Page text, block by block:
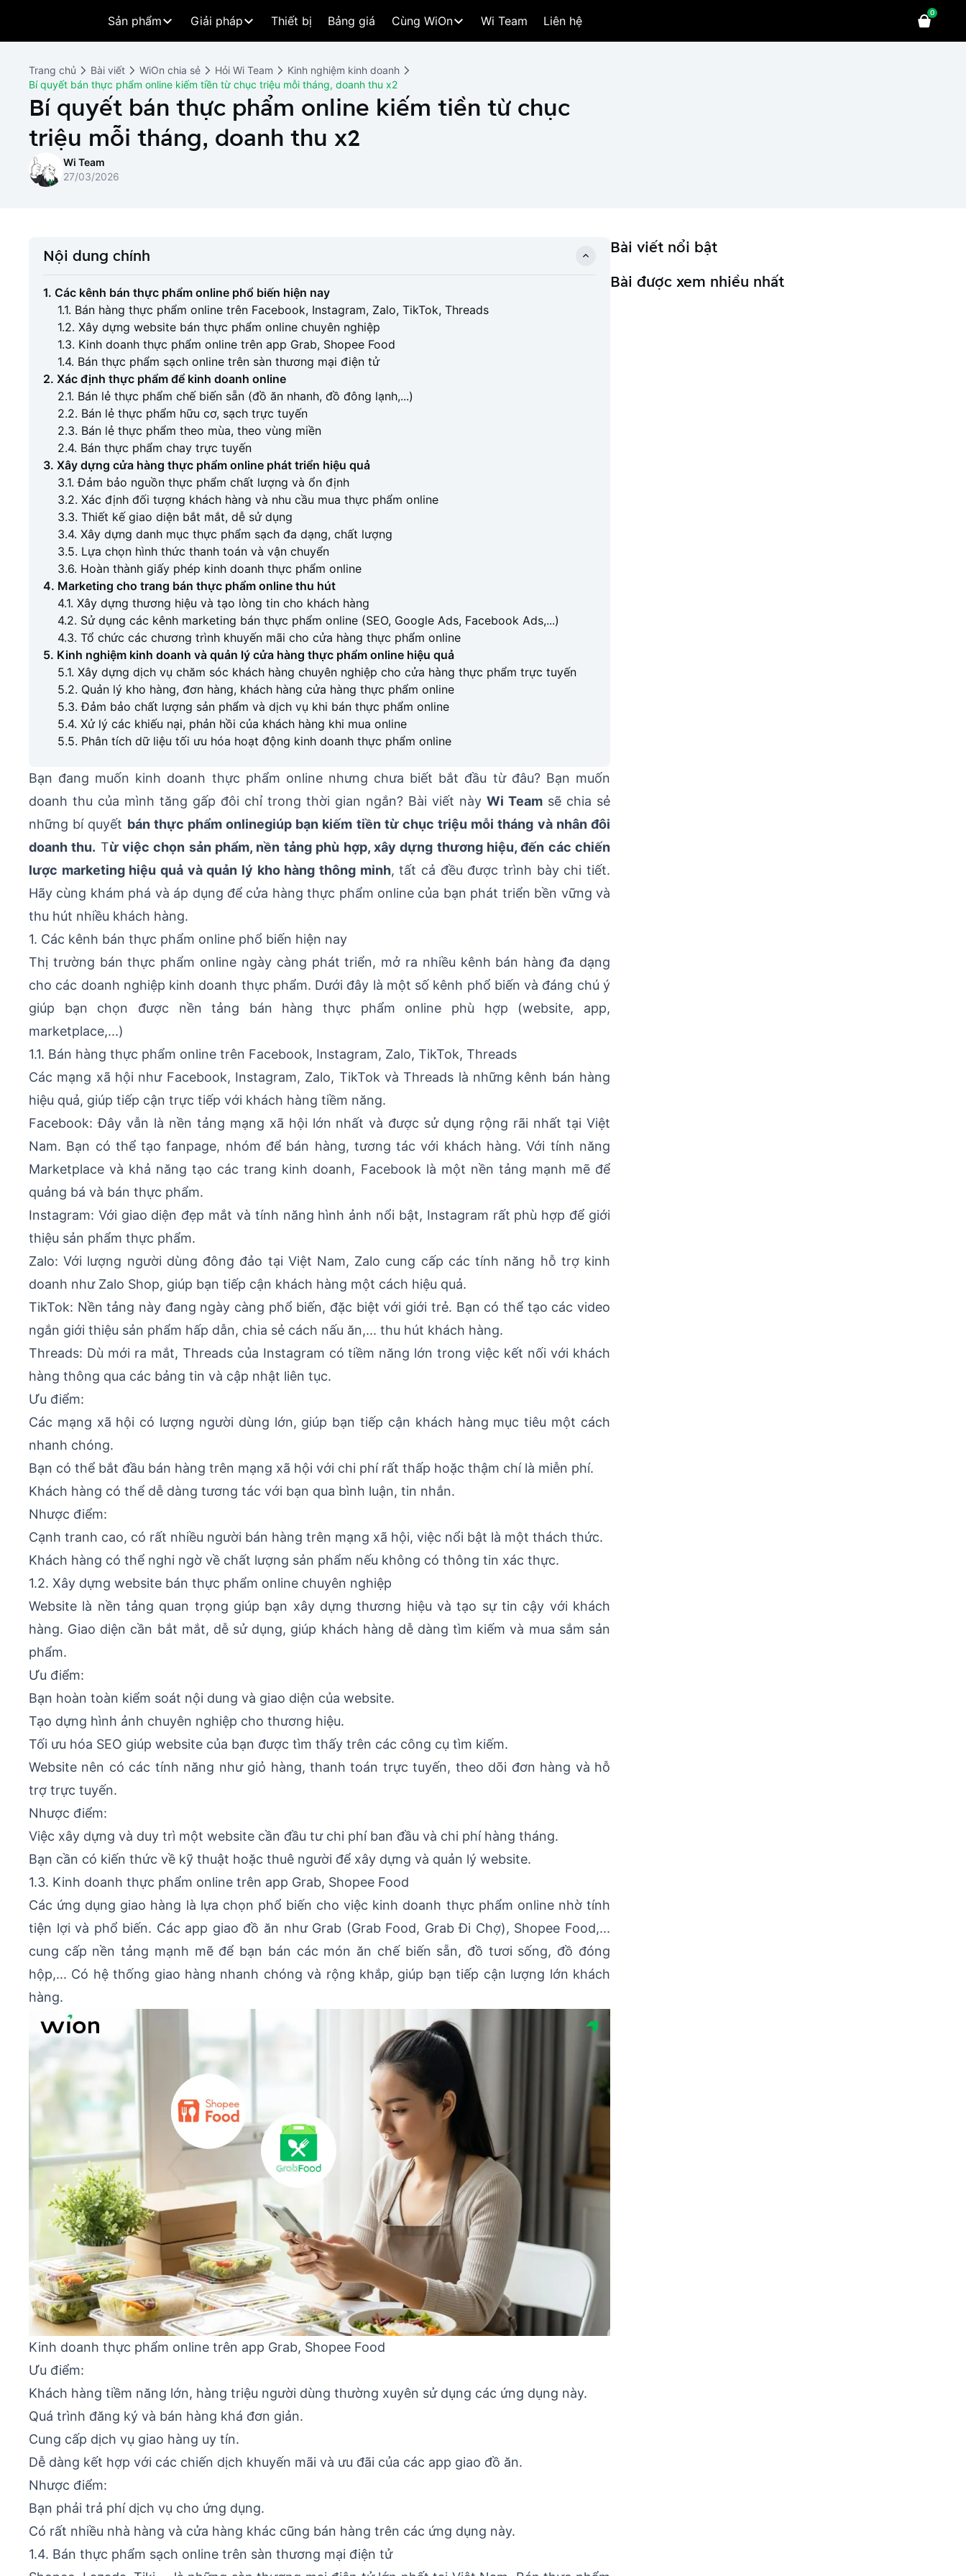
Sản phẩm Giải pháp Thiết bị Bảng giá Cùng WiOn Wi Team Liên hệ
0
Trang chủ Bài viết WiOn chia sẻ Hỏi Wi Team
Kinh nghiệm kinh doanh
Bí quyết bán thực phẩm online kiếm tiền từ chục triệu mỗi tháng, doanh thu x2
Bí quyết bán thực phẩm online kiếm tiền từ chục
triệu mỗi tháng, doanh thu x2
Wi Team
27/03/2026
Nội dung chính
1. Các kênh bán thực phẩm online phổ biến hiện nay
1.1. Bán hàng thực phẩm online trên Facebook, Instagram, Zalo, TikTok, Threads
1.2. Xây dựng website bán thực phẩm online chuyên nghiệp
1.3. Kinh doanh thực phẩm online trên app Grab, Shopee Food
1.4. Bán thực phẩm sạch online trên sàn thương mại điện tử
2. Xác định thực phẩm để kinh doanh online
2.1. Bán lẻ thực phẩm chế biến sẵn (đồ ăn nhanh, đồ đông lạnh,...)
2.2. Bán lẻ thực phẩm hữu cơ, sạch trực tuyến
2.3. Bán lẻ thực phẩm theo mùa, theo vùng miền
2.4. Bán thực phẩm chay trực tuyến
3. Xây dựng cửa hàng thực phẩm online phát triển hiệu quả
3.1. Đảm bảo nguồn thực phẩm chất lượng và ổn định
3.2. Xác định đối tượng khách hàng và nhu cầu mua thực phẩm online
3.3. Thiết kế giao diện bắt mắt, dễ sử dụng
3.4. Xây dựng danh mục thực phẩm sạch đa dạng, chất lượng
3.5. Lựa chọn hình thức thanh toán và vận chuyển
3.6. Hoàn thành giấy phép kinh doanh thực phẩm online
4. Marketing cho trang bán thực phẩm online thu hút
4.1. Xây dựng thương hiệu và tạo lòng tin cho khách hàng
4.2. Sử dụng các kênh marketing bán thực phẩm online (SEO, Google Ads, Facebook Ads,...)
4.3. Tổ chức các chương trình khuyến mãi cho cửa hàng thực phẩm online
5. Kinh nghiệm kinh doanh và quản lý cửa hàng thực phẩm online hiệu quả
5.1. Xây dựng dịch vụ chăm sóc khách hàng chuyên nghiệp cho cửa hàng thực phẩm trực tuyến
5.2. Quản lý kho hàng, đơn hàng, khách hàng cửa hàng thực phẩm online
5.3. Đảm bảo chất lượng sản phẩm và dịch vụ khi bán thực phẩm online
5.4. Xử lý các khiếu nại, phản hồi của khách hàng khi mua online
5.5. Phân tích dữ liệu tối ưu hóa hoạt động kinh doanh thực phẩm online
Bạn đang muốn kinh doanh thực phẩm online nhưng chưa biết bắt đầu từ đâu? Bạn muốn
doanh thu của mình tăng gấp đôi chỉ trong thời gian ngắn? Bài viết này Wi Teamsẽ chia sẻ
những bí quyết bán thực phẩm onlinegiúp bạn kiếm tiền từ chục triệu mỗi tháng và nhân đôi
doanh thu. Từ việc chọn sản phẩm, nền tảng phù hợp, xây dựng thương hiệu, đến các chiến
lược marketing hiệu quả và quản lý kho hàng thông minh, tất cả đều được trình bày chi tiết.
Hãy cùng khám phá và áp dụng để cửa hàng thực phẩm online của bạn phát triển bền vững và
thu hút nhiều khách hàng.
1. Các kênh bán thực phẩm online phổ biến hiện nay
Thị trường bán thực phẩm online ngày càng phát triển, mở ra nhiều kênh bán hàng đa dạng
cho các doanh nghiệp kinh doanh thực phẩm. Dưới đây là một số kênh phổ biến và đáng chú ý
giúp bạn chọn được nền tảng bán hàng thực phẩm online phù hợp (website, app,
marketplace,...)
1.1. Bán hàng thực phẩm online trên Facebook, Instagram, Zalo, TikTok, Threads
Các mạng xã hội như Facebook, Instagram, Zalo, TikTok và Threads là những kênh bán hàng
hiệu quả, giúp tiếp cận trực tiếp với khách hàng tiềm năng.
Facebook: Đây vẫn là nền tảng mạng xã hội lớn nhất và được sử dụng rộng rãi nhất tại Việt
Nam. Bạn có thể tạo fanpage, nhóm để bán hàng, tương tác với khách hàng. Với tính năng
Marketplace và khả năng tạo các trang kinh doanh, Facebook là một nền tảng mạnh mẽ để
quảng bá và bán thực phẩm.
Instagram: Với giao diện đẹp mắt và tính năng hình ảnh nổi bật, Instagram rất phù hợp để giới
thiệu sản phẩm thực phẩm.
Zalo: Với lượng người dùng đông đảo tại Việt Nam, Zalo cung cấp các tính năng hỗ trợ kinh
doanh như Zalo Shop, giúp bạn tiếp cận khách hàng một cách hiệu quả.
TikTok: Nền tảng này đang ngày càng phổ biến, đặc biệt với giới trẻ. Bạn có thể tạo các video
ngắn giới thiệu sản phẩm hấp dẫn, chia sẻ cách nấu ăn,... thu hút khách hàng.
Threads: Dù mới ra mắt, Threads của Instagram có tiềm năng lớn trong việc kết nối với khách
hàng thông qua các bảng tin và cập nhật liên tục.
Ưu điểm:
Các mạng xã hội có lượng người dùng lớn, giúp bạn tiếp cận khách hàng mục tiêu một cách
nhanh chóng.
Bạn có thể bắt đầu bán hàng trên mạng xã hội với chi phí rất thấp hoặc thậm chí là miễn phí.
Khách hàng có thể dễ dàng tương tác với bạn qua bình luận, tin nhắn.
Nhược điểm:
Cạnh tranh cao, có rất nhiều người bán hàng trên mạng xã hội, việc nổi bật là một thách thức.
Khách hàng có thể nghi ngờ về chất lượng sản phẩm nếu không có thông tin xác thực.
1.2. Xây dựng website bán thực phẩm online chuyên nghiệp
Website là nền tảng quan trọng giúp bạn xây dựng thương hiệu và tạo sự tin cậy với khách
hàng. Giao diện cần bắt mắt, dễ sử dụng, giúp khách hàng dễ dàng tìm kiếm và mua sắm sản
phẩm.
Ưu điểm:
Bạn hoàn toàn kiểm soát nội dung và giao diện của website.
Tạo dựng hình ảnh chuyên nghiệp cho thương hiệu.
Tối ưu hóa SEO giúp website của bạn được tìm thấy trên các công cụ tìm kiếm.
Website nên có các tính năng như giỏ hàng, thanh toán trực tuyến, theo dõi đơn hàng và hỗ
trợ trực tuyến.
Nhược điểm:
Việc xây dựng và duy trì một website cần đầu tư chi phí ban đầu và chi phí hàng tháng.
Bạn cần có kiến thức về kỹ thuật hoặc thuê người để xây dựng và quản lý website.
1.3. Kinh doanh thực phẩm online trên app Grab, Shopee Food
Các ứng dụng giao hàng là lựa chọn phổ biến cho việc kinh doanh thực phẩm online nhờ tính
tiện lợi và phổ biến. Các app giao đồ ăn như Grab (Grab Food, Grab Đi Chợ), Shopee Food,...
cung cấp nền tảng mạnh mẽ để bạn bán các món ăn chế biến sẵn, đồ tươi sống, đồ đóng
hộp,... Có hệ thống giao hàng nhanh chóng và rộng khắp, giúp bạn tiếp cận lượng lớn khách
hàng.
Kinh doanh thực phẩm online trên app Grab, Shopee Food
Ưu điểm:
Khách hàng tiềm năng lớn, hàng triệu người dùng thường xuyên sử dụng các ứng dụng này.
Quá trình đăng ký và bán hàng khá đơn giản.
Cung cấp dịch vụ giao hàng uy tín.
Dễ dàng kết hợp với các chiến dịch khuyến mãi và ưu đãi của các app giao đồ ăn.
Nhược điểm:
Bạn phải trả phí dịch vụ cho ứng dụng.
Có rất nhiều nhà hàng và cửa hàng khác cũng bán hàng trên các ứng dụng này.
1.4. Bán thực phẩm sạch online trên sàn thương mại điện tử
Bài viết nổi bật
Bài được xem nhiều nhất